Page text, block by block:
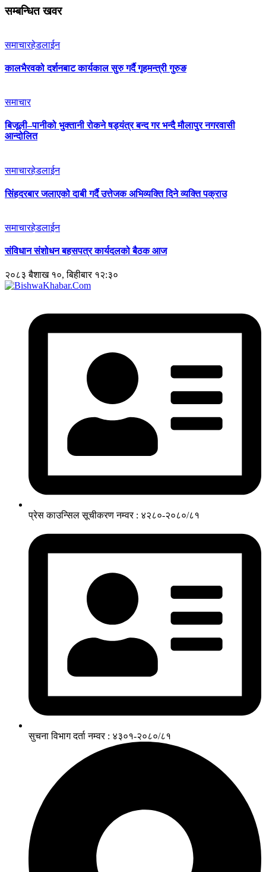
सम्बन्धित खवर
समाचारहेडलाईन
कालभैरवको दर्शनबाट कार्यकाल सुरु गर्दै गृहमन्त्री गुरुङ
समाचार
बिजूली–पानीको भुक्तानी रोकने षड्यंत्र बन्द गर भन्दै मौलापुर नगरवासी
आन्दोलित
समाचारहेडलाईन
सिंहदरबार जलाएको दाबी गर्दै उत्तेजक अभिव्यक्ति दिने व्यक्ति पक्राउ
समाचारहेडलाईन
संविधान संशोधन बहसपत्र कार्यदलको बैठक आज
२०८३ बैशाख १०, बिहीबार १२:३०
प्रेस काउन्सिल सूचीकरण नम्वर : ४२८०-२०८०/८१
सुचना विभाग दर्ता नम्वर : ४३०१-२०८०/८१